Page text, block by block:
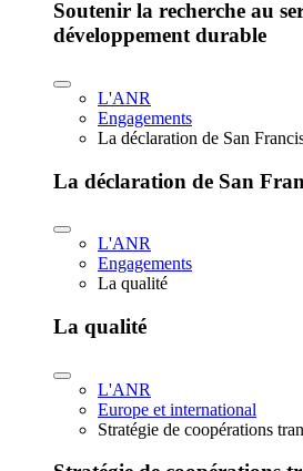
Soutenir la recherche au
développement durable
L'ANR
Engagements
La déclaration de San
La déclaration de San
L'ANR
Engagements
La qualité
La qualité
L'ANR
Europe et international
Stratégie de coopérations